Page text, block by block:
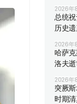
2026年
总统
历史
2026年
哈萨
洛夫
2026年
突厥
时期